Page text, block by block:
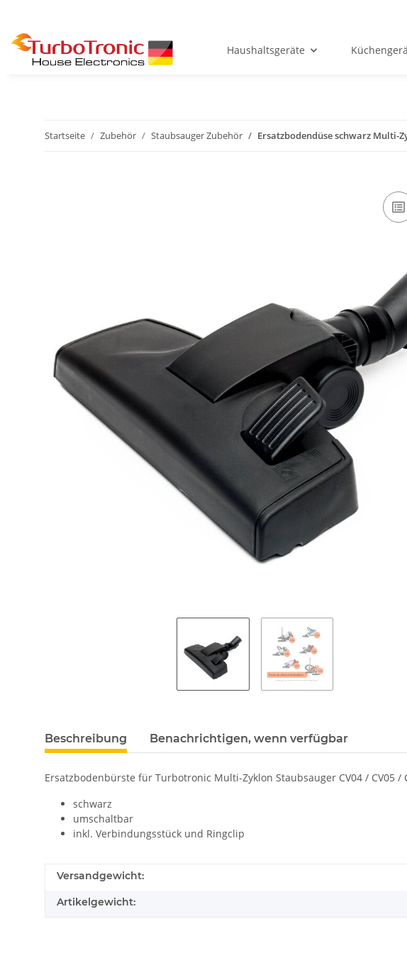
Haushaltsgeräte
Startseite Zubehör Staubsauger Zubehör Ersatzbodendüse schwarz Multi-
Beschreibung Benachrichtigen, wenn verfügbar
Ersatzbodenbürste für Turbotronic Multi-Zyklon Staubsauger CV04 / CV05 /
schwarz
umschaltbar
inkl. Verbindungsstück und Ringclip
Versandgewicht:
Artikelgewicht: